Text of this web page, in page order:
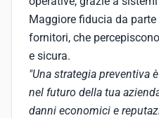
Maggiore fiducia da
fornitori, che
e sicura.
"Una strategia preventiva
nel futuro della tua
danni economici e